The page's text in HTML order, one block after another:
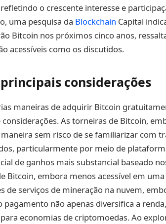
refletindo o crescente interesse e
uma pesquisa da Blockchain Capital
Bitcoin nos próximos cinco anos,
acessíveis como os discutidos.
considerações
maneiras de adquirir Bitcoin
As torneiras de Bitcoin,
sem risco de se familiarizar com
particularmente por meio de
de ganhos mais substancial baseado
Bitcoin, embora menos acessível em
de serviços de mineração na nuvem,
não apenas diversifica a
economias de criptomoedas. Ao